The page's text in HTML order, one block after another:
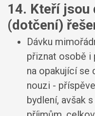
14. Kteří jsou
(dotčení)
Dávku
přiznat osobě i
na opakující se
nouzi -
bydlení, avšak